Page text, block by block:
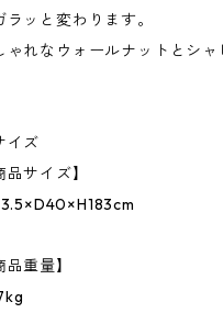
ラッと変わります。
ゃれなウォールナットとシ
ズ
品サイズ】
品重量】